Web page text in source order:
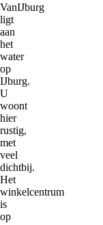
VanIJburg
ligt
aan
het
water
op
IJburg.
U
woont
hier
rustig,
met
veel
dichtbij.
Het
winkelcentrum
is
op